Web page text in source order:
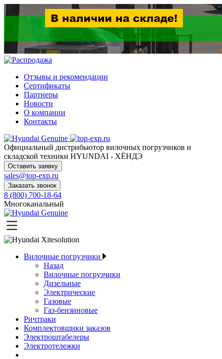
Отзывы и рекомендации
Сертификаты
Партнеры
Новости
О компании
Контакты
Официальный дистрибьютор вилочных погрузчиков и
складской техники HYUNDAI - ХЁНДЭ
Оставить заявку
sales@top-exp.ru
Заказать звонок
8 (800) 700-18-64
Многоканальный
Вилочные погрузчики
Назад
Вилочные погрузчики
Дизельные
Электрические
Газовые
Газ-бензиновые
Ричтраки
Комплектовщики заказов
Электроштабелеры
Электротележки